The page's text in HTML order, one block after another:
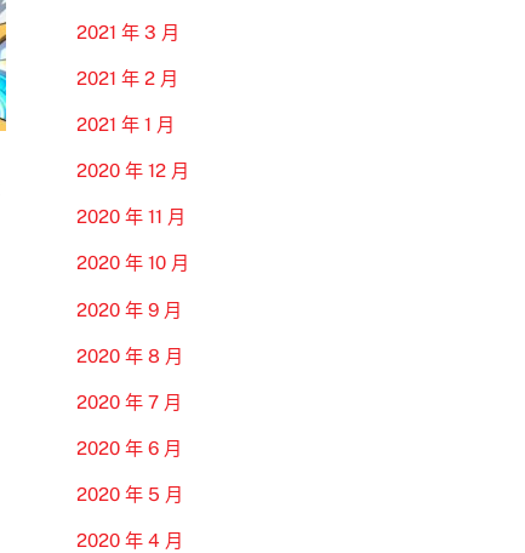
2021 年 3 月
2021 年 2 月
2021 年 1 月
2020 年 12 月
2020 年 11 月
2020 年 10 月
2020 年 9 月
2020 年 8 月
2020 年 7 月
2020 年 6 月
2020 年 5 月
2020 年 4 月